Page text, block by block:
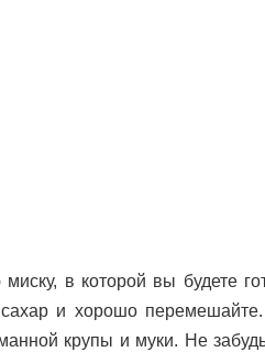
в которой вы будете
и хорошо
крупы и муки. Не